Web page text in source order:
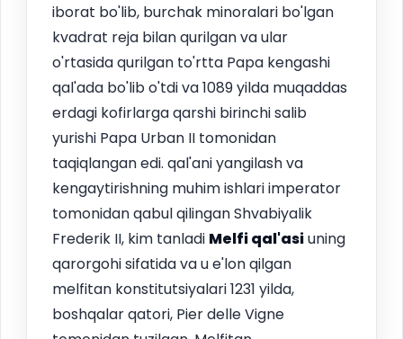
iborat bo'lib, burchak minoralari bo'lgan
kvadrat reja bilan qurilgan va ular
o'rtasida qurilgan to'rtta Papa kengashi
qal'ada bo'lib o'tdi va 1089 yilda muqaddas
erdagi kofirlarga qarshi birinchi salib
yurishi Papa Urban II tomonidan
taqiqlangan edi. qal'ani yangilash va
kengaytirishning muhim ishlari imperator
tomonidan qabul qilingan Shvabiyalik
Frederik II, kim tanladi Melfiqal'asiuning
qarorgohi sifatida va u e'lon qilgan
melfitan konstitutsiyalari 1231 yilda,
boshqalar qatori, Pier delle Vigne